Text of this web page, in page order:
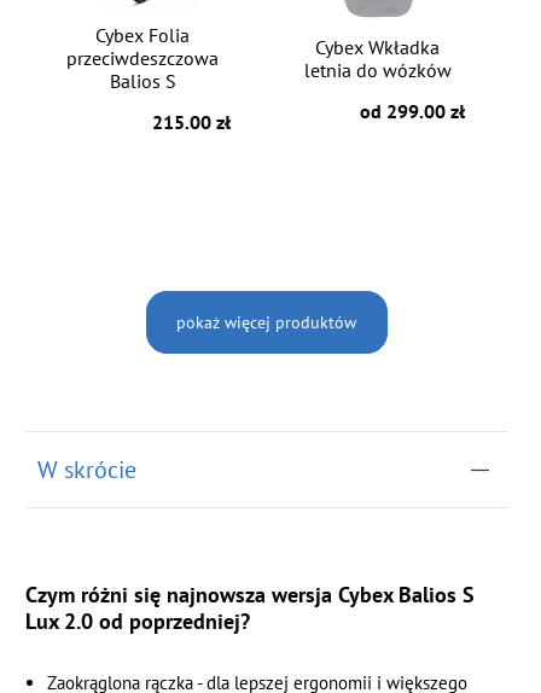
Cybex Folia
przeciwdeszczowa
Balios S
215.00 zł
Cybex Wkładka
letnia do wózków
od 299.00 zł
pokaż więcej produktów
W skrócie
Czym różni się najnowsza wersja Cybex Balios S
Lux 2.0 od poprzedniej?
Zaokrąglona rączka - dla lepszej ergonomii i większego